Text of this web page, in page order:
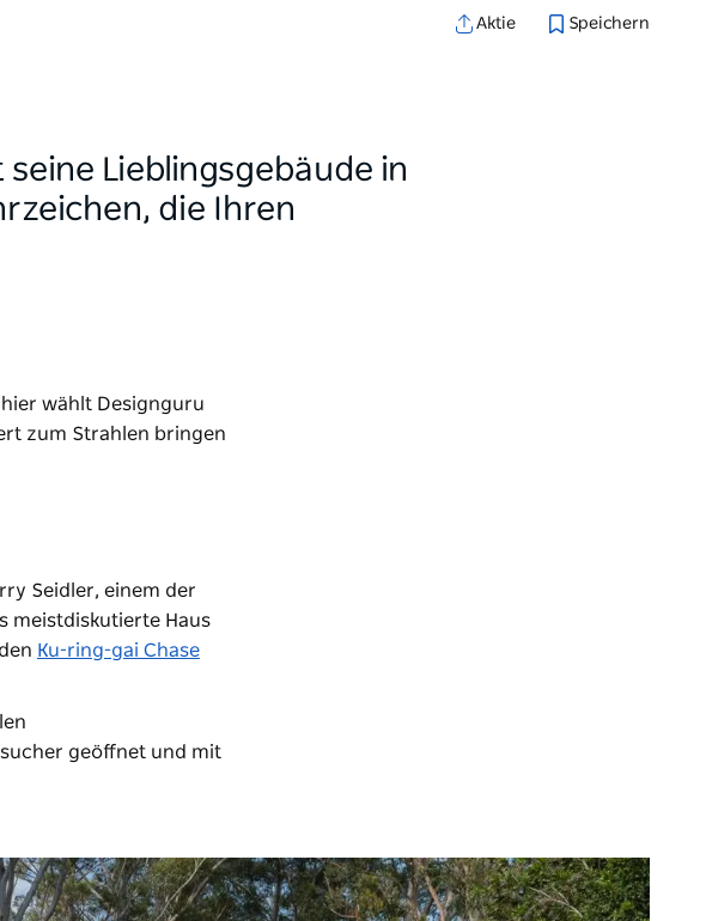
Aktie Speichern
Lieblingsgebäude in
die Ihren
wählt Designguru
zum Strahlen bringen
Seidler, einem der
meistdiskutierte Haus
Ku-ring-gai Chase
geöffnet und mit